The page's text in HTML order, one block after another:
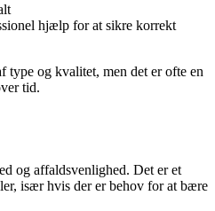
hjælp for at sikre korrekt
og kvalitet, men det er ofte en
tid.
og affaldsvenlighed. Det er et
især hvis der er behov for at bære